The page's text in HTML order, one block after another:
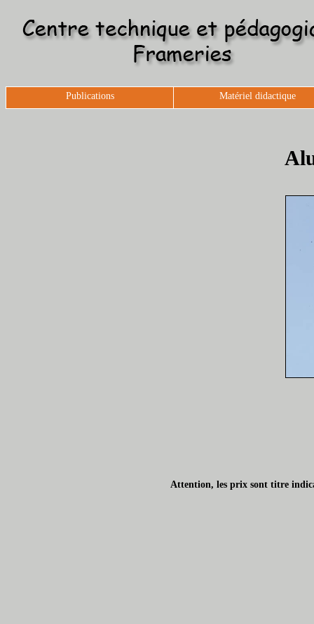
Publications Matériel didactique
Attention, les prix sont titre